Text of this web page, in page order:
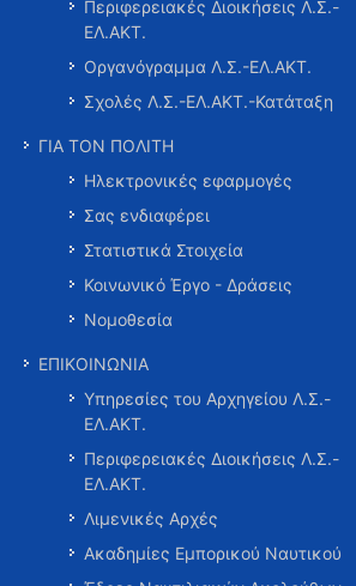
Περιφερειακές Διοικήσεις Λ.Σ.-
ΕΛ.ΑΚΤ.
Οργανόγραμμα Λ.Σ.-ΕΛ.ΑΚΤ.
Σχολές Λ.Σ.-ΕΛ.ΑΚΤ.-Κατάταξη
ΓΙΑ ΤΟΝ ΠΟΛΙΤΗ
Ηλεκτρονικές εφαρμογές
Σας ενδιαφέρει
Στατιστικά Στοιχεία
Κοινωνικό Έργο - Δράσεις
Νομοθεσία
ΕΠΙΚΟΙΝΩΝΙΑ
Υπηρεσίες του Αρχηγείου Λ.Σ.-
ΕΛ.ΑΚΤ.
Περιφερειακές Διοικήσεις Λ.Σ.-
ΕΛ.ΑΚΤ.
Λιμενικές Αρχές
Ακαδημίες Εμπορικού Ναυτικού